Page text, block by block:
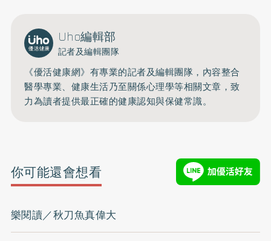
Uho編輯部
記者及編輯團隊
《優活健康網》有專業的記者及編輯團隊，內容整合
醫學專業、健康生活乃至關係心理學等相關文章，致
力為讀者提供最正確的健康認知與保健常識。
你可能還會想看
樂閱讀／秋刀魚真偉大